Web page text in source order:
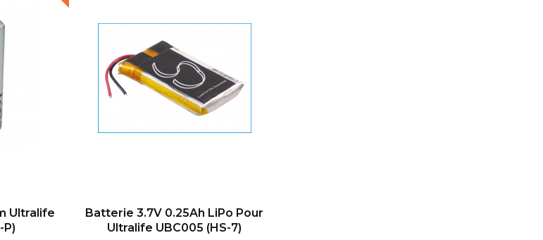
Ultralife
P)
Batterie 3.7V 0.25Ah LiPo Pour
Ultralife UBC005 (HS-7)